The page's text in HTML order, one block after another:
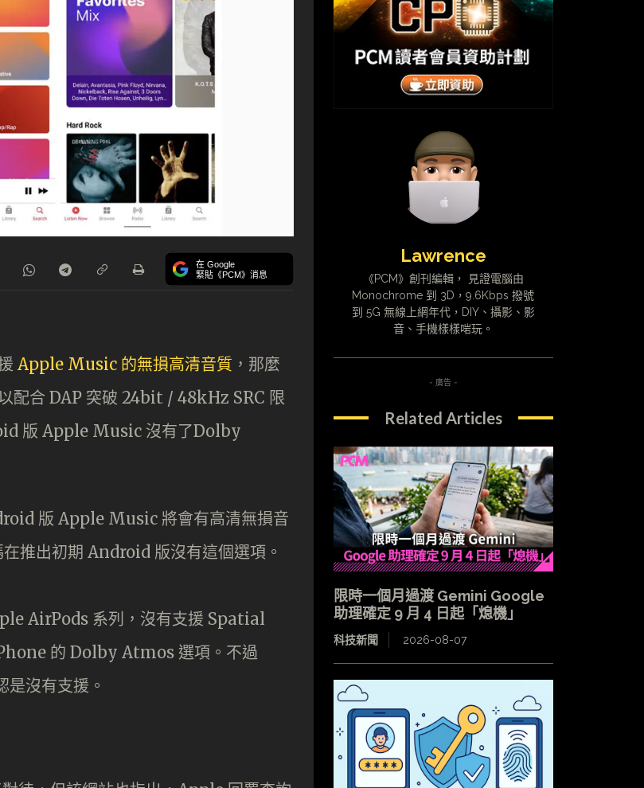
在 Google
緊貼《PCM》消息
Apple Music 的無損高清音質 ，那麼
配合 DAP 突破 24bit / 48kHz SRC 限
版 Apple Music 沒有了Dolby
版 Apple Music 將會有高清無損音
推出初期 Android 版沒有這個選項。
AirPods 系列，沒有支援 Spatial
的 Dolby Atmos 選項。不過
沒有支援。
Lawrence
《PCM》創刊編輯， 見證電腦由
Monochrome 到 3D，9.6Kbps 撥號
到 5G 無線上網年代，DIY、攝影、影
音、手機樣樣啱玩。
- 廣告 -
Related Articles
限時一個月過渡 Gemini Google
助理確定 9 月 4 日起「熄機」
科技新聞 2026-08-07